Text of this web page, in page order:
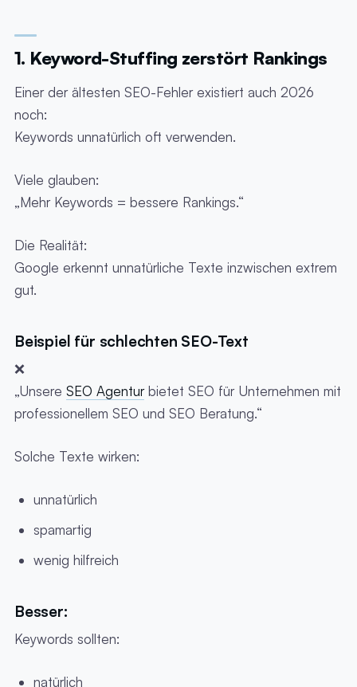
1. Keyword-Stuffing zerstört Rankings
Einer der ältesten SEO-Fehler existiert auch 2026
noch:
Keywords unnatürlich oft verwenden.
Viele glauben:
„Mehr Keywords = bessere Rankings.“
Die Realität:
Google erkennt unnatürliche Texte inzwischen extrem
gut.
Beispiel für schlechten SEO-Text
❌
„Unsere SEO Agenturbietet SEO für Unternehmen mit
professionellem SEO und SEO Beratung.“
Solche Texte wirken:
unnatürlich
spamartig
wenig hilfreich
Besser:
Keywords sollten:
natürlich